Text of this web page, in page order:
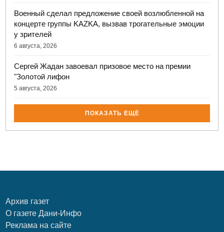
Военный сделал предложение своей возлюбленной на
концерте группы KAZKA, вызвав трогательные эмоции
у зрителей
6 августа, 2026
Сергей Жадан завоевал призовое место на премии
"Золотой лифон
5 августа, 2026
ПОКАЗАТЬ ЕЩЁ
Архив газет
О газете Дани-Инфо
Реклама на сайте